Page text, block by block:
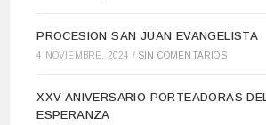
PROCESION SAN JUAN EVANGELISTA
4 NOVIEMBRE, 2024 / SIN COMENTARIOS
XXV ANIVERSARIO PORTEADORAS
ESPERANZA